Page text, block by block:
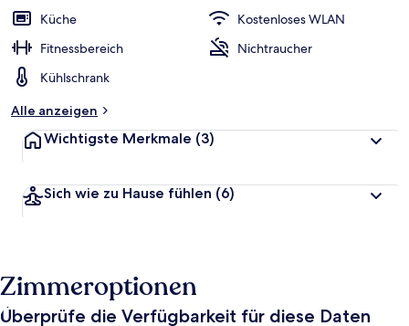
Küche
Kostenloses WLAN
Fitnessbereich
Nichtraucher
Kühlschrank
Alle anzeigen
Wichtigste Merkmale (3)
Sich wie zu Hause fühlen (6)
Zimmeroptionen
Überprüfe die Verfügbarkeit für diese Daten